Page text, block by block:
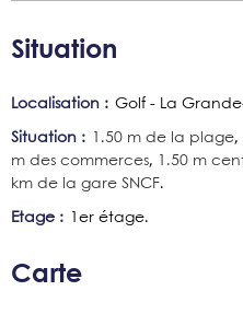
Situation
Localisation : Golf - La
Situation : 1.50 m de la plage
m des commerces
1.50 m
km de la gare SNCF
Etage : 1er étage
Carte